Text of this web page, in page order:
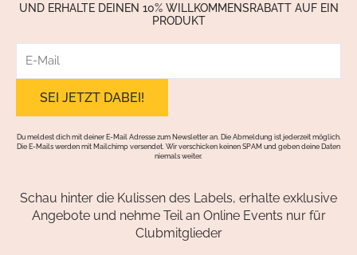
UND ERHALTE DEINEN 10% WILLKOMMENSRABATT AUF EIN
PRODUKT
Mail
Du meldest dich mit deiner E-Mail Adresse zum Newsletter an. Die Abmeldung ist jederzeit möglich.
Die E-Mails werden mit Mailchimp versendet. Wir verschicken keinen SPAM und geben deine Daten
niemals weiter.
Schau hinter die Kulissen des Labels, erhalte exklusive
Angebote und nehme Teil an Online Events nur für
Clubmitglieder